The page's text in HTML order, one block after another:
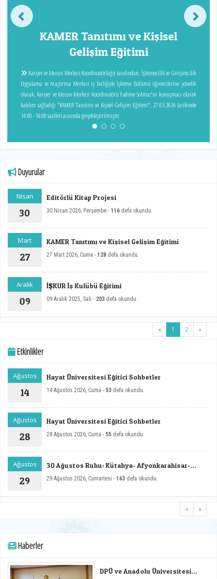
KAMER Tanıtımı ve Kişisel
Gelişim Eğitimi
Kariyer ve Mezun Merkezi Koordinatörlüğü tarafından, İşletmecilik ve Girişimcilik
Uygulama ve Araştırma Merkezi iş birliğiyle İşletme Bölümü öğrencilerine yönelik
olarak, Kariyer ve Mezun Merkezi Koordinatörü Fadime Solmaz'ın konuşmacı olarak
katılım sağladığı "KAMER Tanıtımı ve Kişisel Gelişim Eğitimi", 27.03.2026 tarihinde
14:00 - 16:00 saatleri arasında gerçekleştirilmiştir.
Duyurular
Nisan
30
Editörlü Kitap Projesi
30 Nisan 2026, Perşembe - 116 defa okundu.
Mart
27
KAMER Tanıtımı ve Kişisel Gelişim Eğitimi
27 Mart 2026, Cuma - 128 defa okundu.
Aralık
09
İŞKUR İş Kulübü Eğitimi
09 Aralık 2025, Salı - 203 defa okundu.
« 1 (current)
2 »
Etkinlikler
Ağustos
14
Hayat Üniversitesi Eğitici Sohbetler
14 Ağustos 2026, Cuma - 53 defa okundu.
Ağustos
28
Hayat Üniversitesi Eğitici Sohbetler
28 Ağustos 2026, Cuma - 55 defa okundu.
Ağustos
29
30 Ağustos Ruhu: Kütahya- Afyonkarahisar-
29 Ağustos 2026, Cumartesi - 163 defa okundu.
« »
Haberler
DPÜ ve Anadolu Üniversitesi